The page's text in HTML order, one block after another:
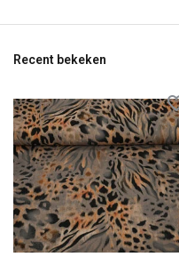
Recent bekeken